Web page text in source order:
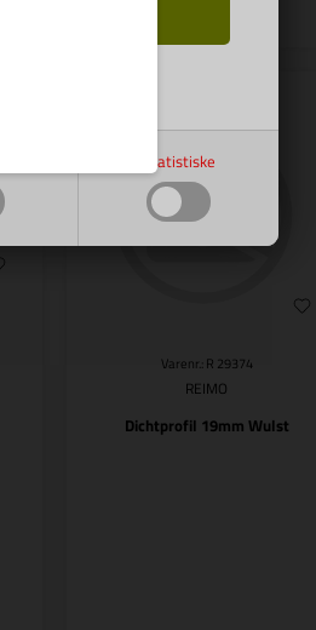
Statistiske
Varenr.: R 29374
REIMO
Dichtprofil 19mm Wulst